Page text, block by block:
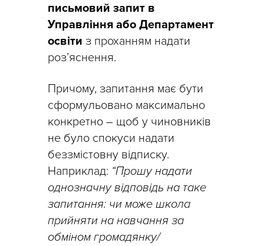
письмовий запит в
Управління або Департамент
освіти з проханням надати
роз’яснення.
Причому, запитання має бути
сформульовано максимально
конкретно – щоб у чиновників
не було спокуси надати
беззмістовну відписку.
Наприклад: “Прошу надати
однозначну відповідь на таке
запитання: чи може школа
прийняти на навчання за
обміном громадянку/